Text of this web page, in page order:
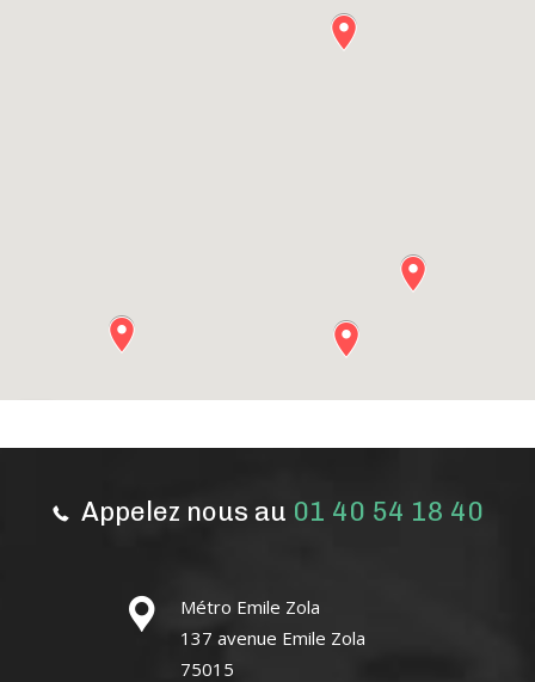
Appelez nous au 01 40 54 18 40
Métro Emile Zola
137 avenue Emile Zola
75015